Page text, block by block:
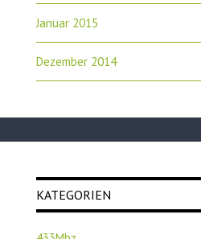
Januar 2015
Dezember 2014
KATEGORIEN